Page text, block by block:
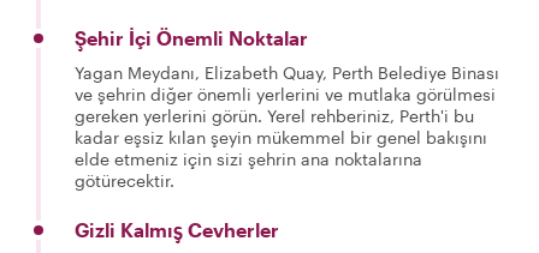
Şehir İçi Önemli Noktalar
Yagan Meydanı, Elizabeth Quay, Perth Belediye Binası
ve şehrin diğer önemli yerlerini ve mutlaka görülmesi
gereken yerlerini görün. Yerel rehberiniz, Perth'i bu
kadar eşsiz kılan şeyin mükemmel bir genel bakışını
elde etmeniz için sizi şehrin ana noktalarına
götürecektir.
Gizli Kalmış Cevherler